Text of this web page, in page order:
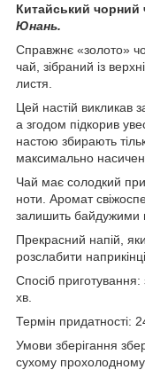
Китайський чорний
Юнань.
Справжнє «золото»
чай, зібраний із
листя.
Цей настій викликав
а згодом підкорив
настою збирають
максимально
Чай має солодкий
ноти. Аромат
залишить байдужими
Прекрасний напій,
розслабити
Спосіб
хв.
Термін придатності:
Умови зберігання
сухому прохолодному